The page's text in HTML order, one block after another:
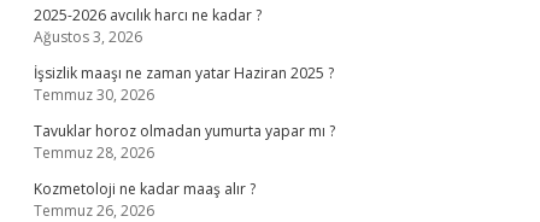
2025-2026 avcılık harcı ne kadar ?
Ağustos 3, 2026
İşsizlik maaşı ne zaman yatar Haziran 2025 ?
Temmuz 30, 2026
Tavuklar horoz olmadan yumurta yapar mı ?
Temmuz 28, 2026
Kozmetoloji ne kadar maaş alır ?
Temmuz 26, 2026